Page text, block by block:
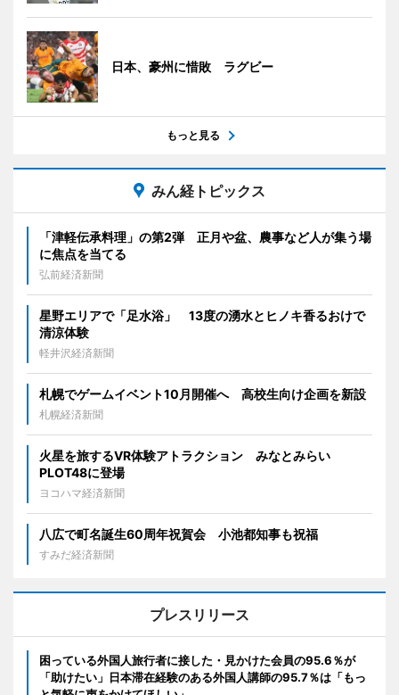
日本、豪州に惜敗 ラグビー
もっと見る
みん経トピックス
「津軽伝承料理」の第2弾 正月や盆、農事など人が集う場
に焦点を当てる
弘前経済新聞
星野エリアで「足水浴」 13度の湧水とヒノキ香るおけで
清涼体験
軽井沢経済新聞
札幌でゲームイベント10月開催へ 高校生向け企画を新設
札幌経済新聞
火星を旅するVR体験アトラクション みなとみらい
PLOT48に登場
ヨコハマ経済新聞
八広で町名誕生60周年祝賀会 小池都知事も祝福
すみだ経済新聞
プレスリリース
困っている外国人旅行者に接した・見かけた会員の95.6％が
「助けたい」日本滞在経験のある外国人講師の95.7％は「もっ